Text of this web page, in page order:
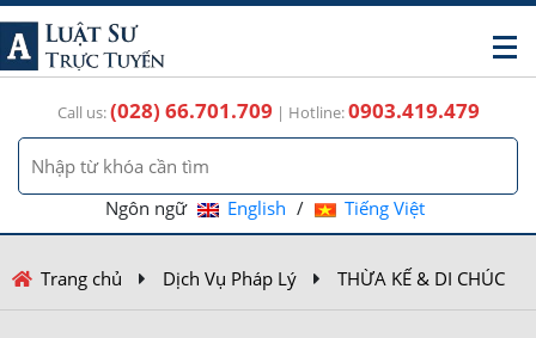
Call us:(028) 66.701.709 | Hotline:0903.419.479
Ngôn ngữ English / Tiếng Việt
Trang chủ Dịch Vụ Pháp Lý THỪA KẾ & DI CHÚC